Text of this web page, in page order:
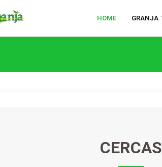
HOME GRANJA
CERCAS